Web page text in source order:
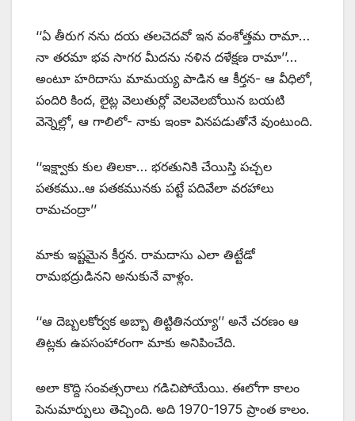
‘‘ఏ తీరుగ నను దయ తలచెదవో ఇన వంశోత్తమ రామా…
నా తరమా భవ సాగర మీదను నళిన దళేక్షణ రామా’’…
అంటూ హరిదాసు మామయ్య పాడిన ఆ కీర్తన- ఆ వీధిలో,
పందిరి కింద, లైట్ల వెలుతుర్లో వెలవెలబోయిన బయటి
వెన్నెల్లో, ఆ గాలిలో- నాకు ఇంకా వినపడుతోనే వుంటుంది.
‘‘ఇక్ష్వాకు కుల తిలకా… భరతునికి చేయిస్తి పచ్చల
పతకము..ఆ పతకమునకు పట్టే పదివేలా వరహాలు
రామచంద్రా’’
మాకు ఇష్టమైన కీర్తన. రామదాసు ఎలా తిట్టేడో
రామభద్రుడినని అనుకునే వాళ్లం.
‘‘ఆ దెబ్బలకోర్వక అబ్బా తిట్టితినయ్యా’’ అనే చరణం ఆ
తిట్లకు ఉపసంహారంగా మాకు అనిపించేది.
అలా కొద్ది సంవత్సరాలు గడిచిపోయేయి. ఈలోగా కాలం
పెనుమార్పులు తెచ్చింది. అది 1970-1975 ప్రాంత కాలం.